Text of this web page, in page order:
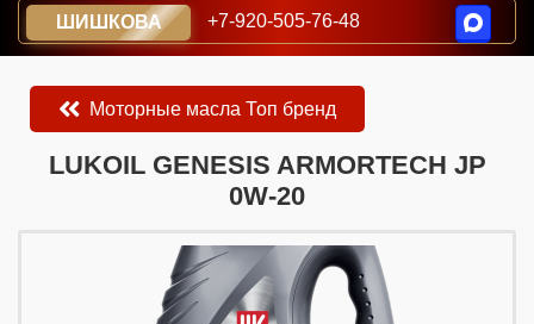
ШИШКОВА +7-920-505-76-48
Моторные масла Топ бренд
​​​​LUKOIL GENESIS ARMORTECH JP
0W-20